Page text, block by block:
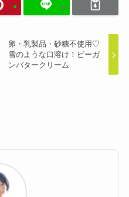
卵・乳製品・砂糖不使用♡
雪のような口溶け！ビーガ
ンバタークリーム